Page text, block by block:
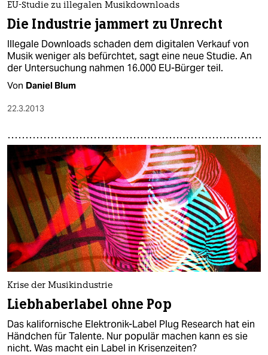
EU-Studie zu illegalen Musikdownloads
Die Industrie jammert zu Unrecht
Illegale Downloads schaden dem digitalen Verkauf von
Musik weniger als befürchtet, sagt eine neue Studie. An
der Untersuchung nahmen 16.000 EU-Bürger teil.
Von Daniel Blum
22.3.2013
Krise der Musikindustrie
Liebhaberlabel ohne Pop
Das kalifornische Elektronik-Label Plug Research hat ein
Händchen für Talente. Nur populär machen kann es sie
nicht. Was macht ein Label in Krisenzeiten?